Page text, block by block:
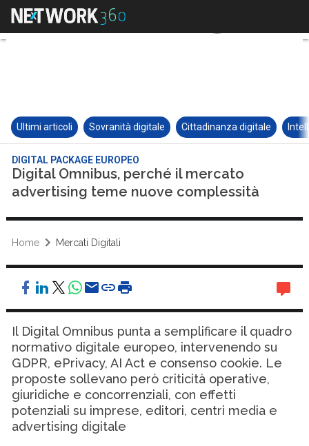
Ultimi articoli Sovranità digitale Cittadinanza digitale
DIGITAL PACKAGE EUROPEO
Digital Omnibus, perché il mercato
advertising teme nuove complessità
Home Mercati Digitali
Il Digital Omnibus punta a semplificare il quadro
normativo digitale europeo, intervenendo su
GDPR, ePrivacy, AI Act e consenso cookie. Le
proposte sollevano però criticità operative,
giuridiche e concorrenziali, con effetti
potenziali su imprese, editori, centri media e
advertising digitale